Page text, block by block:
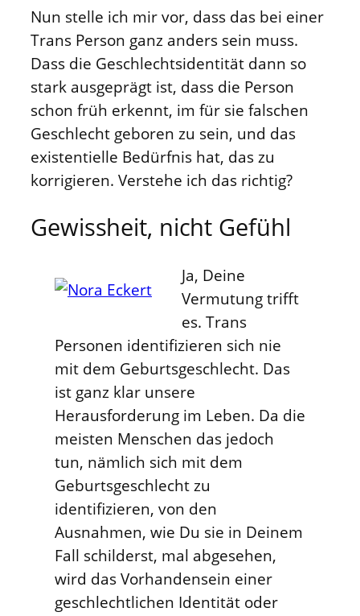
Nun stelle ich mir vor, dass das bei einer
Trans Person ganz anders sein muss.
Dass die Geschlechtsidentität dann so
stark ausgeprägt ist, dass die Person
schon früh erkennt, im für sie falschen
Geschlecht geboren zu sein, und das
existentielle Bedürfnis hat, das zu
korrigieren. Verstehe ich das richtig?
Gewissheit, nicht Gefühl
Ja, Deine
Vermutung trifft
es. Trans
Personen identifizieren sich nie
mit dem Geburtsgeschlecht. Das
ist ganz klar unsere
Herausforderung im Leben. Da die
meisten Menschen das jedoch
tun, nämlich sich mit dem
Geburtsgeschlecht zu
identifizieren, von den
Ausnahmen, wie Du sie in Deinem
Fall schilderst, mal abgesehen,
wird das Vorhandensein einer
geschlechtlichen Identität oder